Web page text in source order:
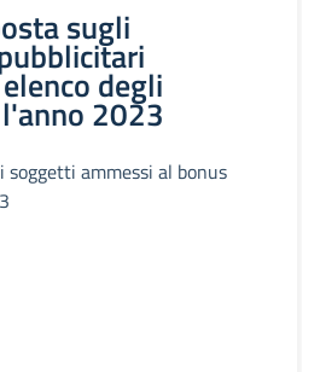
sugli
degli
2023
soggetti ammessi al bonus